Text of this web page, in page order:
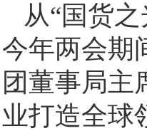
从“国货
今年两会期
团董事局主
业打造全球